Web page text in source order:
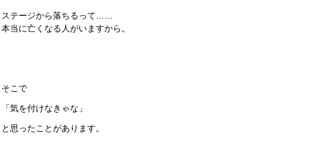
ステージから落ちるって……
本当に亡くなる人がいますから。
そこで
「気を付けなきゃな」
と思ったことがあります。